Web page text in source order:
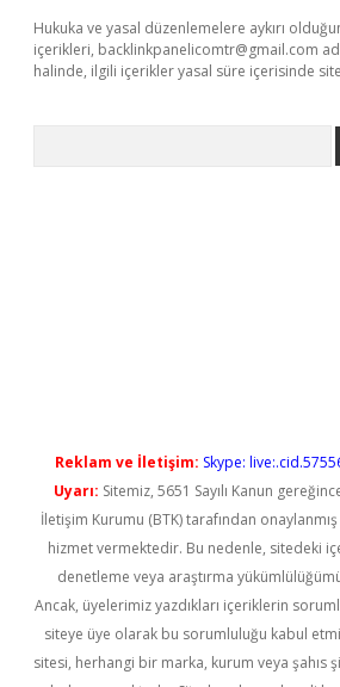
Hukuka ve yasal düzenlemelere aykırı
içerikleri, backlinkpanelicomtr@gmail.com
halinde, ilgili içerikler yasal süre içerisinde
Reklam ve İletişim: Skype:
Uyarı: Sitemiz, 5651 Sayılı Kanun
İletişim Kurumu (BTK) tarafından
hizmet vermektedir. Bu nedenle, sitedeki
denetleme veya araştırma
Ancak, üyelerimiz yazdıkları içeriklerin
siteye üye olarak bu sorumluluğu kabul
sitesi, herhangi bir marka, kurum veya şahıs